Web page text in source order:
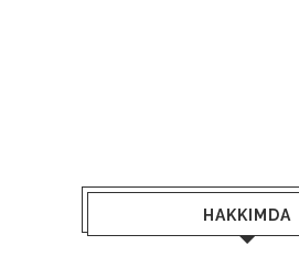
HAKKIMDA